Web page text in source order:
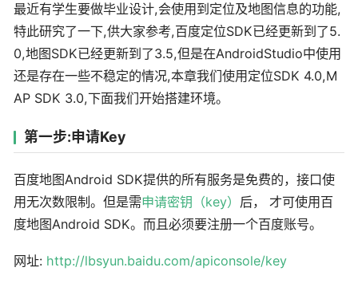
最近有学生要做毕业设计,会使用到定位及地图信息的功能,
特此研究了一下,供大家参考,百度定位SDK已经更新到了5.
0,地图SDK已经更新到了3.5,但是在AndroidStudio中使用
还是存在一些不稳定的情况,本章我们使用定位SDK 4.0,M
AP SDK 3.0,下面我们开始搭建环境。
第一步:申请Key
百度地图Android SDK提供的所有服务是免费的，接口使
用无次数限制。但是需申请密钥（key） 后， 才可使用百
度地图Android SDK。而且必须要注册一个百度账号。
网址: http://lbsyun.baidu.com/apiconsole/key